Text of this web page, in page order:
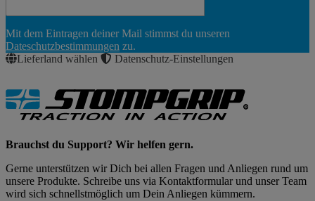
Abonnieren
Mit dem Eintragen deiner Mail stimmst du unseren
Dateschutzbestimmungen zu.
Lieferland wählen
Datenschutz-Einstellungen
Brauchst du Support? Wir helfen gern.
Gerne unterstützen wir Dich bei allen Fragen und Anliegen rund um
unsere Produkte. Schreibe uns via Kontaktformular und unser Team
wird sich schnellstmöglich um Dein Anliegen kümmern.